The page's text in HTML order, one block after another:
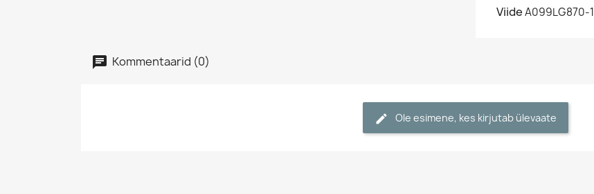
ViideA099LG870-1
Kommentaarid (0)
Ole esimene, kes kirjutab ülevaate